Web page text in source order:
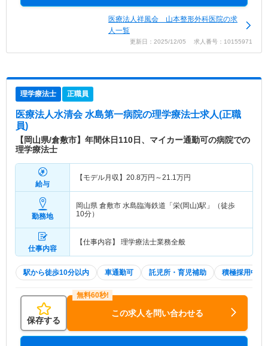
医療法人祥風会 山本整形外科医院の求
人一覧
更新日：2025/12/05 求人番号：10155971
理学療法士 正職員
医療法人水清会 水島第一病院の理学療法士求人(正職
員)
【岡山県/倉敷市】年間休日110日、マイカー通勤可の病院での
理学療法士
給与
【モデル月収】 20.8万円～21.1万円
勤務地
岡山県 倉敷市 水島臨海鉄道「栄(岡山)駅」（徒歩
10分）
仕事内容
【仕事内容】 理学療法士業務全般
駅から徒歩10分以内 車通勤可 託児所・育児補助 積極採用中
保存する
この求人を問い合わせる